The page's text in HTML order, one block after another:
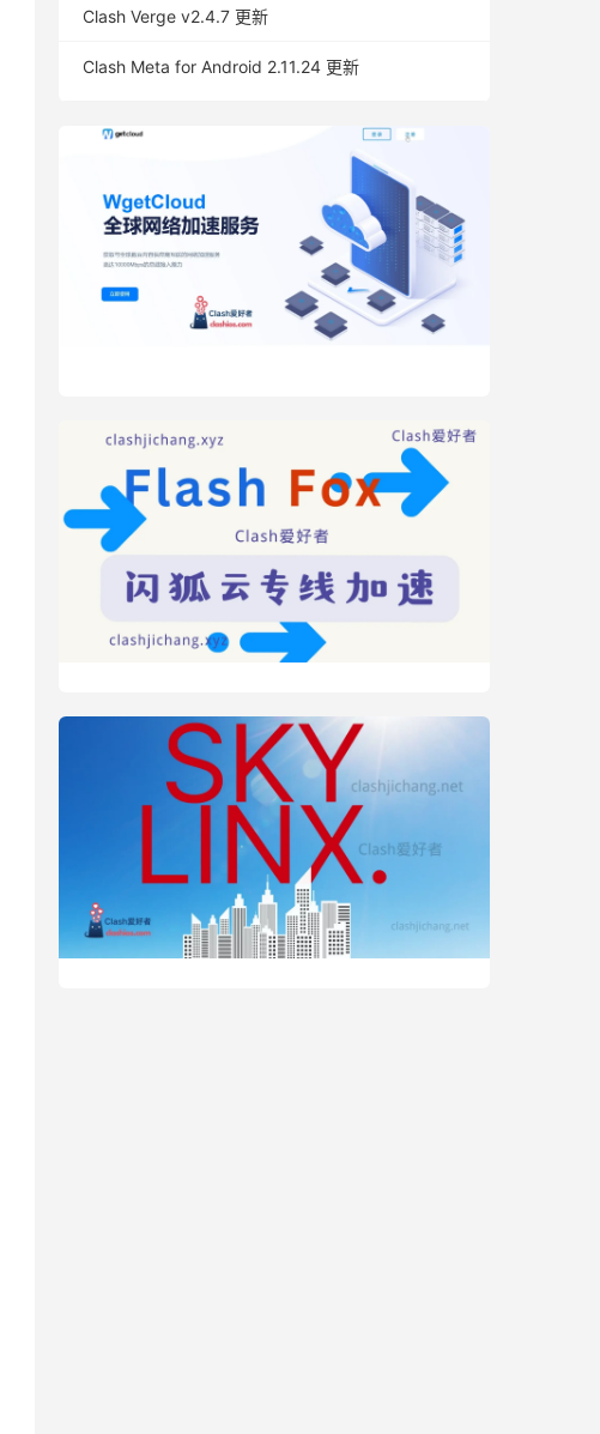
Clash Verge v2.4.7 更新
Clash Meta for Android 2.11.24 更新